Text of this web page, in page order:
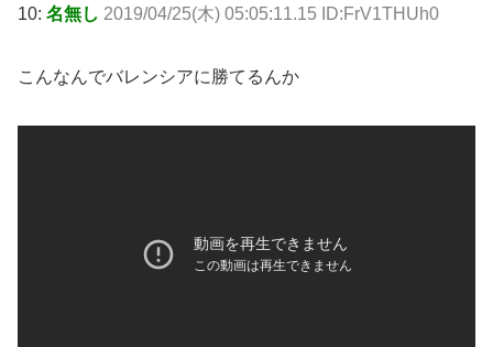
10: 名無し 2019/04/25(木) 05:05:11.15 ID:FrV1THUh0
こんなんでバレンシアに勝てるんか